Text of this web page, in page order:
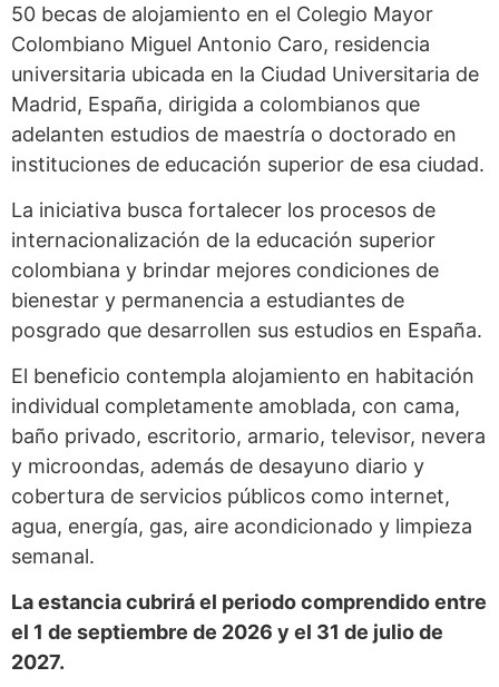
50 becas de alojamiento en el Colegio Mayor
Colombiano Miguel Antonio Caro, residencia
universitaria ubicada en la Ciudad Universitaria de
Madrid, España, dirigida a colombianos que
adelanten estudios de maestría o doctorado en
instituciones de educación superior de esa ciudad.
La iniciativa busca fortalecer los procesos de
internacionalización de la educación superior
colombiana y brindar mejores condiciones de
bienestar y permanencia a estudiantes de
posgrado que desarrollen sus estudios en España.
El beneficio contempla alojamiento en habitación
individual completamente amoblada, con cama,
baño privado, escritorio, armario, televisor, nevera
y microondas, además de desayuno diario y
cobertura de servicios públicos como internet,
agua, energía, gas, aire acondicionado y limpieza
semanal.
La estancia cubrirá el periodo comprendido entre
el 1 de septiembre de 2026 y el 31 de julio de
2027.